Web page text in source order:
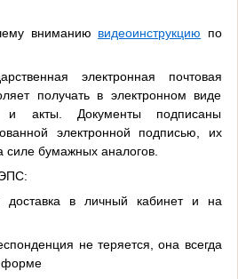
вниманию видеоинструкцию по
электронная почтовая
получать в электронном виде
и акты. Документы подписаны
электронной подписью, их
силе бумажных аналогов.
доставка в личный кабинет и на
не теряется, она всегда
форме